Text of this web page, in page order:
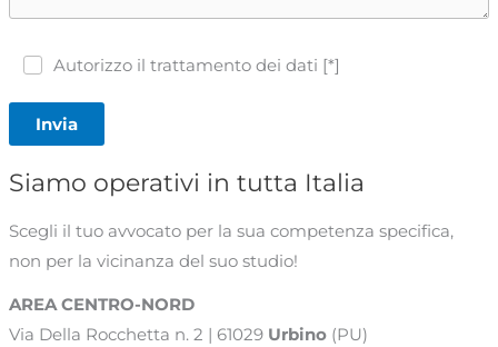
Autorizzo il trattamento dei dati [*]
Invia
Siamo operativi in tutta Italia
Scegli il tuo avvocato per la sua competenza specifica,
non per la vicinanza del suo studio!
AREA CENTRO-NORD
Via Della Rocchetta n. 2 | 61029 Urbino (PU)